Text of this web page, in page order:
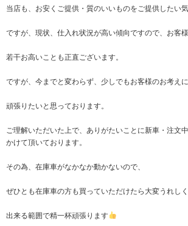
当店も、お安くご提供・質のいいものをご提供したい
ですが、現状、仕入れ状況が高い傾向ですので、お客
若干お高いことも正直ございます。
ですが、今までと変わらず、少しでもお客様のお考え
頑張りたいと思っております。
ご理解いただいた上で、ありがたいことに新車・注文
かけて頂いております。
その為、在庫車がなかなか動かないので、
ぜひとも在庫車の方も買っていただけたら大変うれしく
出来る範囲で精一杯頑張ります